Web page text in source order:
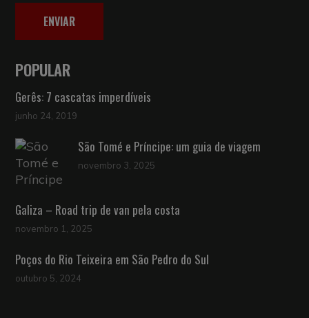
ENVIAR
POPULAR
Gerês: 7 cascatas imperdíveis
junho 24, 2019
São Tomé e Príncipe: um guia de viagem
novembro 3, 2025
Galiza – Road trip de van pela costa
novembro 1, 2025
Poços do Rio Teixeira em São Pedro do Sul
outubro 5, 2024